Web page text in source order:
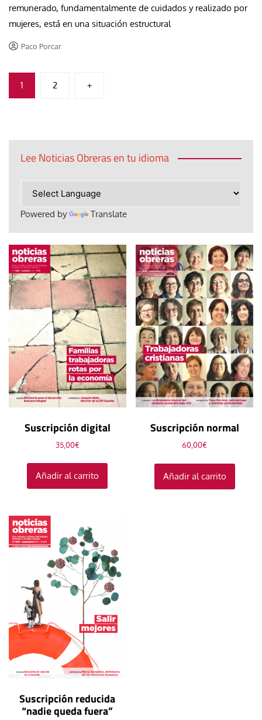
remunerado, fundamentalmente de cuidados y realizado por
mujeres, está en una situación estructural
Paco Porcar
Paginación
de
1 2 +
Lee Noticias Obreras en tu idioma
Powered by Translate
Suscripción digital
35,00€
Añadir al carrito
Suscripción normal
60,00€
Añadir al carrito
Suscripción reducida
“nadie queda fuera”